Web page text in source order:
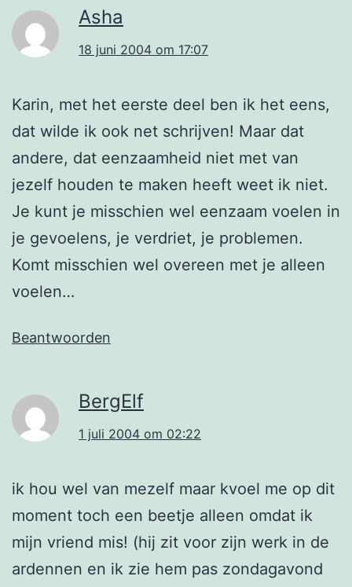
Asha
18 juni 2004 om 17:07
Karin, met het eerste deel ben ik het eens,
dat wilde ik ook net schrijven! Maar dat
andere, dat eenzaamheid niet met van
jezelf houden te maken heeft weet ik niet.
Je kunt je misschien wel eenzaam voelen in
je gevoelens, je verdriet, je problemen.
Komt misschien wel overeen met je alleen
voelen…
Beantwoorden
BergElf
1 juli 2004 om 02:22
ik hou wel van mezelf maar kvoel me op dit
moment toch een beetje alleen omdat ik
mijn vriend mis! (hij zit voor zijn werk in de
ardennen en ik zie hem pas zondagavond